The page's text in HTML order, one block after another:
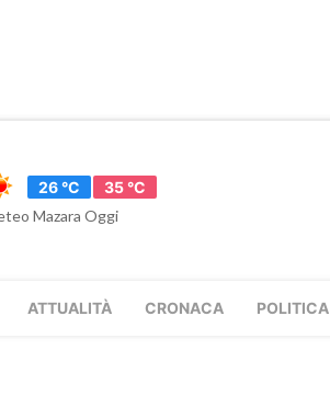
26 °C
35 °C
Mazara Oggi
ATTUALITÀ CRONACA POLITICA